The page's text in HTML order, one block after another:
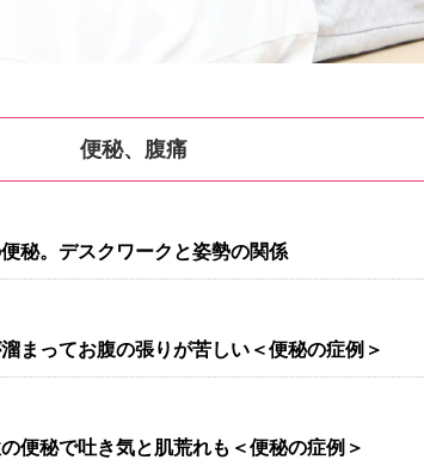
便秘、腹痛
秘。デスクワークと姿勢の関係
まってお腹の張りが苦しい＜便秘の症例＞
便秘で吐き気と肌荒れも＜便秘の症例＞